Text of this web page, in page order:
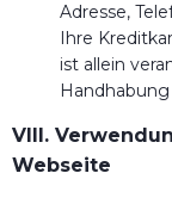
Adresse,
Ihre
ist allein
VIII.
Webseite